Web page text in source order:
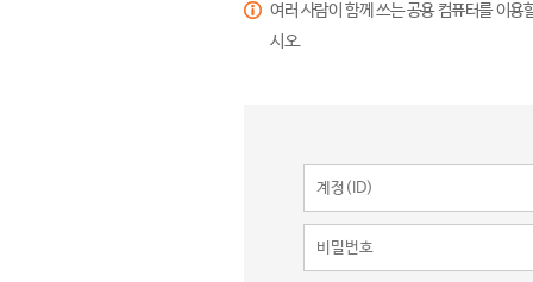
여러 사람이 함께 쓰는 공용 컴퓨터를 이
시오.